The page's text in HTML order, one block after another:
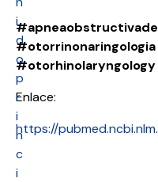
i
d
o
p
r
i
n
c
i
#otorrinonaringologia
#otorhinolaryngology
Enlace:
https://